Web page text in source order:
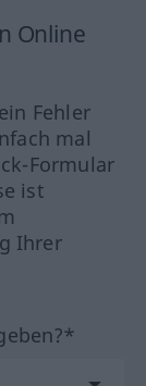
Online
Fehler
mal
Formular
ist
Ihrer